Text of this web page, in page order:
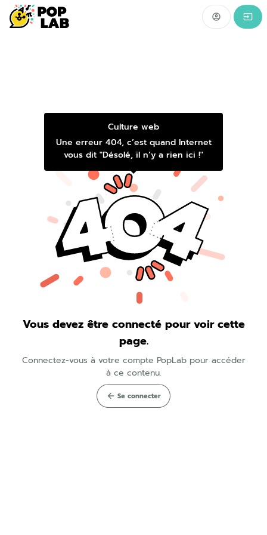
Poplab
:
Retourner
Erreur
404
Vous devez être connecté pour voir cette
page.
Connectez-vous à votre compte PopLab pour accéder
à ce contenu.
Se connecter
Culture web
Une erreur 404, c’est quand Internet
vous dit "Désolé, il n’y a rien ici !"